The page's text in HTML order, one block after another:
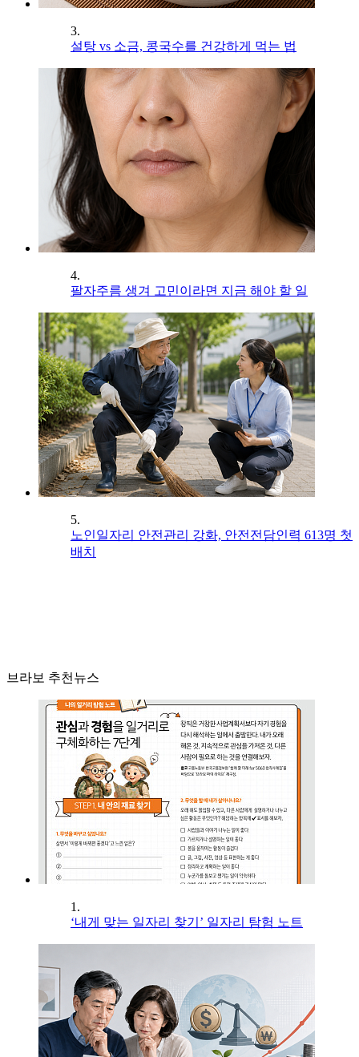
3.
설탕 vs 소금, 콩국수를 건강하게 먹는 법
4.
팔자주름 생겨 고민이라면 지금 해야 할 일
5.
노인일자리 안전관리 강화, 안전전담인력 613명 첫
배치
브라보 추천뉴스
1.
‘내게 맞는 일자리 찾기’ 일자리 탐험 노트